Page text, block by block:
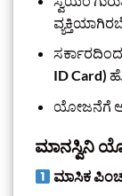
ID Card)
ಯೋಜನೆಗೆ
ಮಾನಸ್ವಿನಿ
ಮಾಸಿಕ